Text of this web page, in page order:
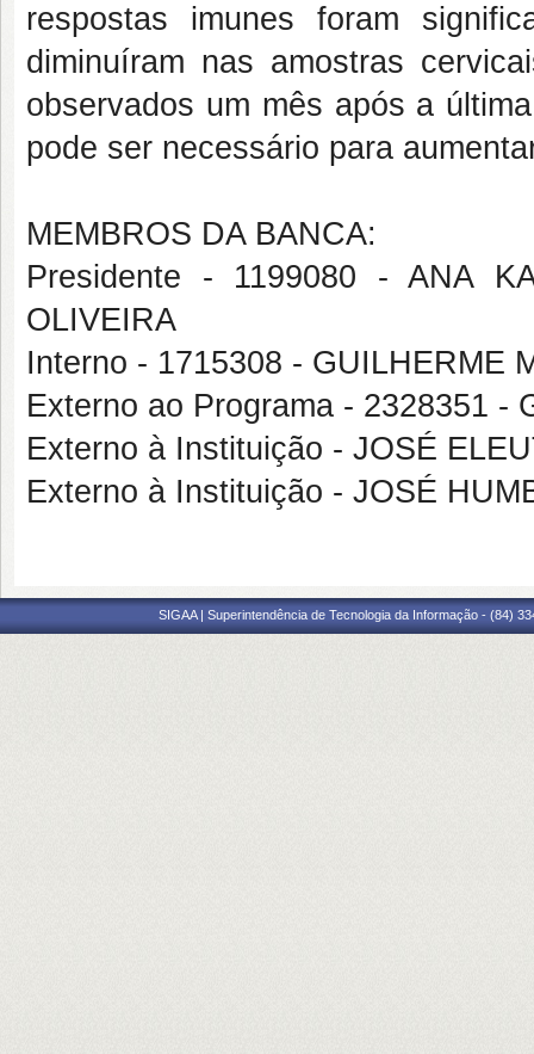
respostas imunes foram
diminuíram nas amostras
observados um mês após a
pode ser necessário para
MEMBROS DA BANCA:
Presidente - 1199080 - ANA
OLIVEIRA
Interno - 1715308 - GUILHERME
Externo ao Programa - 2328351 -
Externo à Instituição - JOSÉ
Externo à Instituição - JOSÉ
SIGAA | Superintendência de Tecnologia da Informação - (84)